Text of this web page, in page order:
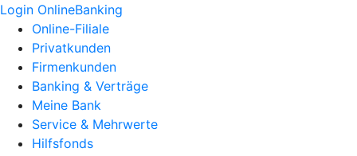
Login OnlineBanking
Online-Filiale
Privatkunden
Firmenkunden
Banking & Verträge
Meine Bank
Service & Mehrwerte
Hilfsfonds